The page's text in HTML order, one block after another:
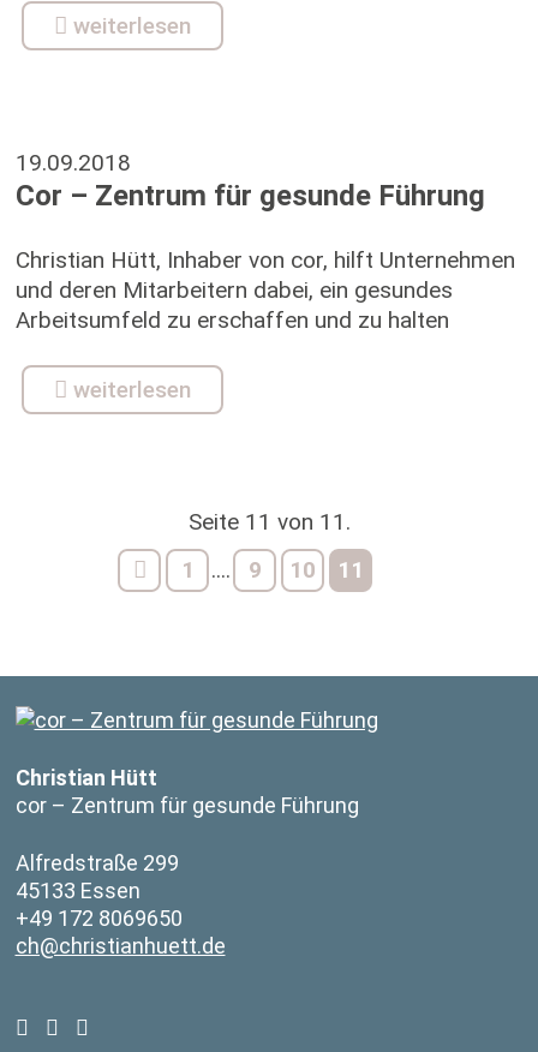
weiterlesen
19.09.2018
Cor – Zentrum für gesunde Führung
Christian Hütt, Inhaber von cor, hilft Unternehmen
und deren Mitarbeitern dabei, ein gesundes
Arbeitsumfeld zu erschaffen und zu halten
weiterlesen
Seite 11 von 11.
1
.... 9 10 11
Christian Hütt
cor – Zentrum für gesunde Führung
Alfredstraße 299
45133 Essen
+49 172 8069650
ch@christianhuett.de